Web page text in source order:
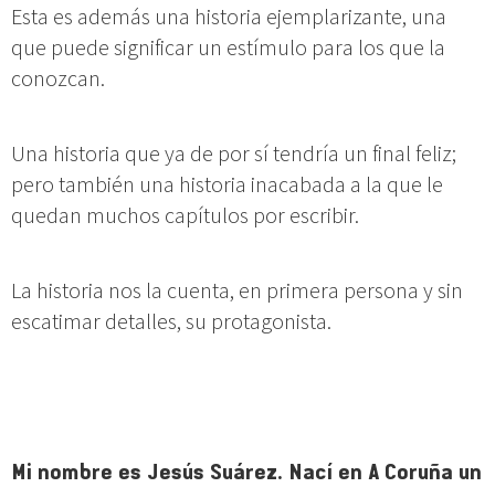
Esta es además una historia ejemplarizante, una
que puede significar un estímulo para los que la
conozcan.
Una historia que ya de por sí tendría un final feliz;
pero también una historia inacabada a la que le
quedan muchos capítulos por escribir.
La historia nos la cuenta, en primera persona y sin
escatimar detalles, su protagonista.
Mi nombre es Jesús Suárez. Nací en A Coruña un